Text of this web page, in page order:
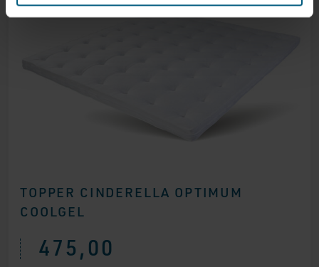
TOPPER CINDERELLA OPTIMUM
COOLGEL
475,00